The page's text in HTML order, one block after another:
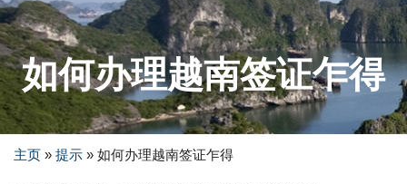
如何办理越南签证乍得
主页 » 提示 » 如何办理越南签证乍得